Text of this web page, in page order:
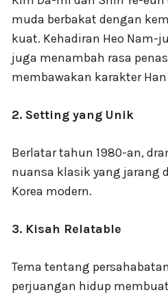
muda berbakat dengan
kuat. Kehadiran Heo Nam-
juga menambah rasa
membawakan karakter Han
2. Setting yang Unik
Berlatar tahun 1980-an,
nuansa klasik yang jarang
Korea modern.
3. Kisah Relatable
Tema tentang
perjuangan hidup